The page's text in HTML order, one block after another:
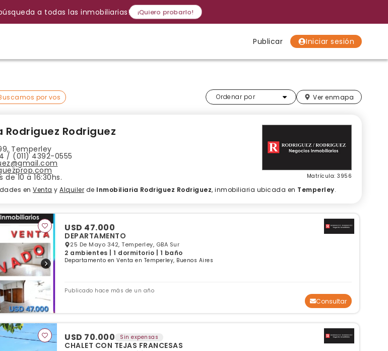
a todas las inmobiliarias! ¡Quiero probarlo!
Publicar Iniciar sesión
Cancelar Si, eliminar
Gracias
por vos Ordenar por
Más relevantes Ver enmapa
Rodriguez
Temperley
/ (011) 4392-0555
de 10 a 16:30hs. Matrícula: 3956
en Venta y Alquiler de Inmobiliaria Rodriguez Rodriguez, inmobiliaria ubicada en Temperley.
USD 47.000
DEPARTAMENTO
25 De Mayo 342, Temperley, GBA Sur
2 ambientes | 1 dormitorio | 1 baño
Departamento en Venta en Temperley, Buenos Aires
Publicado hace más de un año
Consultar
USD 70.000 Sin expensas
CHALET CON TEJAS FRANCESAS